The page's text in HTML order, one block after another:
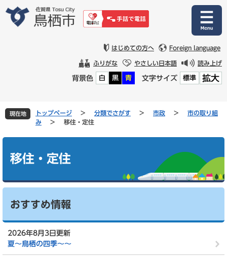
文
はじめての方へ Foreign language
ふりがな やさしい日本語 読み上げ
背景色 白 黒 青 文字サイズ 標準 拡大
現在地 トップページ > 分類でさがす > 市政 >
市の取り組
み
> 移住・定住
移住・定住
おすすめ情報
2026年8月3日更新
夏～鳥栖の四季～～